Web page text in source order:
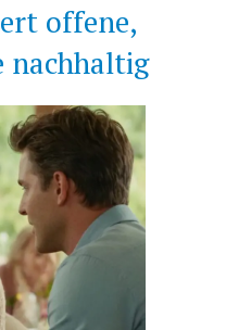
offene,
nachhaltig